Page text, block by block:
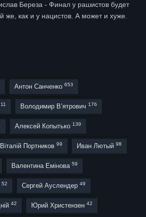
Береза - Финал у рашистов будет
же, как и у нацистов. А может и хуже.
Антон Санченко 653
Володимир В’ятрович 176
Алексей Копытько 139
Віталій Портников 99 Иван Лютый 98
Валентина Емінова 59
52 Сергей Ауслендер 49
42 Юрий Христензен 42